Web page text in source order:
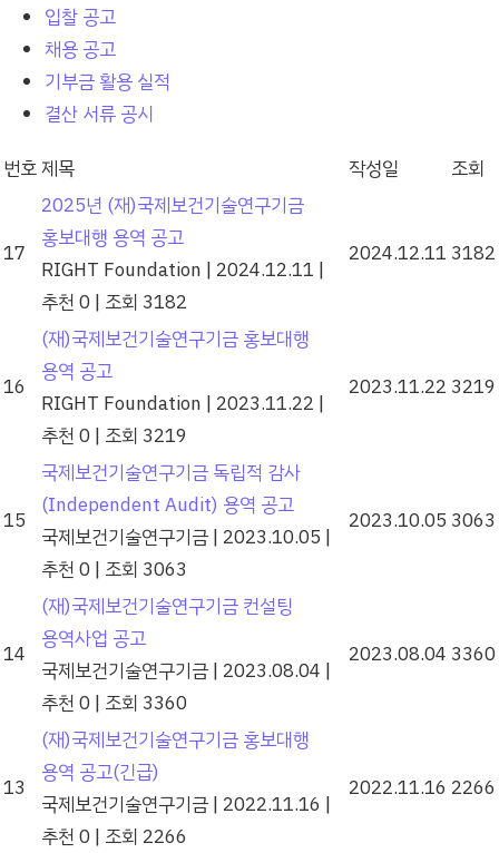
입찰 공고
채용 공고
기부금 활용 실적
결산 서류 공시
번호제목 작성일 조회
17
2025년 (재)국제보건기술연구기금
홍보대행 용역 공고
RIGHT Foundation | 2024.12.11 |
추천 0 | 조회 3182
2024.12.11 3182
16
(재)국제보건기술연구기금 홍보대행
용역 공고
RIGHT Foundation | 2023.11.22 |
추천 0 | 조회 3219
2023.11.22 3219
15
국제보건기술연구기금 독립적 감사
(Independent Audit) 용역 공고
국제보건기술연구기금 | 2023.10.05 |
추천 0 | 조회 3063
2023.10.05 3063
14
(재)국제보건기술연구기금 컨설팅
용역사업 공고
국제보건기술연구기금 | 2023.08.04 |
추천 0 | 조회 3360
2023.08.04 3360
13
(재)국제보건기술연구기금 홍보대행
용역 공고(긴급)
국제보건기술연구기금 | 2022.11.16 |
추천 0 | 조회 2266
2022.11.16 2266